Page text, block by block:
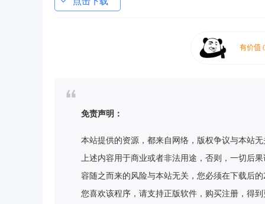
免责声明：
本站提供的资源，都来自网络，版权争议与本站
上述内容用于商业或者非法用途，否则，一切后
容随之而来的风险与本站无关，您必须在下载后
您喜欢该程序，请支持正版软件，购买注册，得